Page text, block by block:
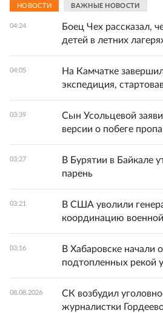
НОВОСТИ ВАЖНЫЕ НОВОСТИ
04:24
Боец Чех рассказал,
детей в летних
04:05
На Камчатке
экспедиция,
03:39
Сын Усольцевой
версии о побеге
03:27
В Бурятии в Байкале
парень
03:21
В США уволили
координацию
03:16
В Хабаровске начали
подтопленных рекой
08.08.2026
СК возбудил
журналистки